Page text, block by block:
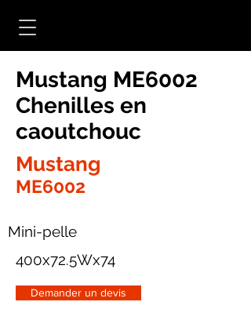
Mustang ME6002
Chenilles en
caoutchouc
Mustang
ME6002
Mini-pelle
400x72.5Wx74
Demander un devis